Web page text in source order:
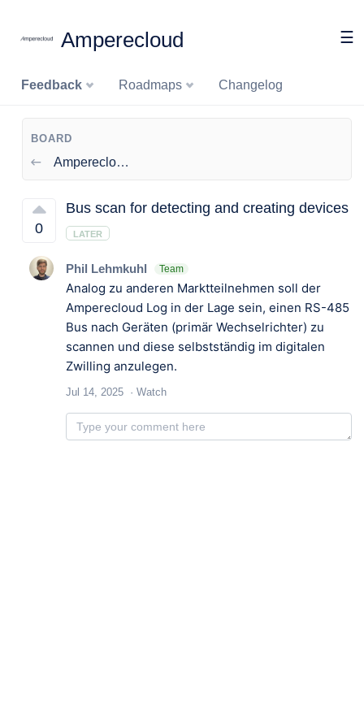
Amperecloud ☰
Feedback Roadmaps Changelog
BOARD
Amperecloud Log
0
Bus scan for detecting and creating devices
LATER
Phil Lehmkuhl Team
Analog zu anderen Marktteilnehmen soll der
Amperecloud Log in der Lage sein, einen RS-485
Bus nach Geräten (primär Wechselrichter) zu
scannen und diese selbstständig im digitalen
Zwilling anzulegen.
Jul 14, 2025 Watch